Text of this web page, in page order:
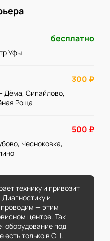
бесплатно
Уфы
300 ₽
Дёма, Сипайлово,
Роща
500 ₽
Чесноковка,
технику и привозит
и
— этим
центре. Так
оборудование под
есть только в СЦ.